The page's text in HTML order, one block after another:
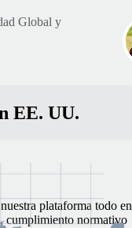
Global y
EE. UU.
plataforma todo en
cumplimiento normativo